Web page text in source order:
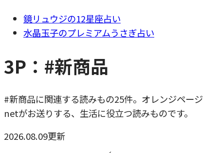
鏡リュウジの12星座占い
水晶玉子のプレミアムうさぎ占い
3P：#新商品
#新商品に関連する読みもの25件。オレンジページ
netがお送りする、生活に役立つ読みものです。
2026.08.09更新